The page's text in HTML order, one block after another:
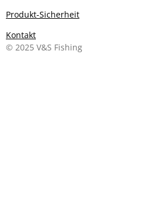
Produkt-Sicherheit
Kontakt
© 2025 V&S Fishing